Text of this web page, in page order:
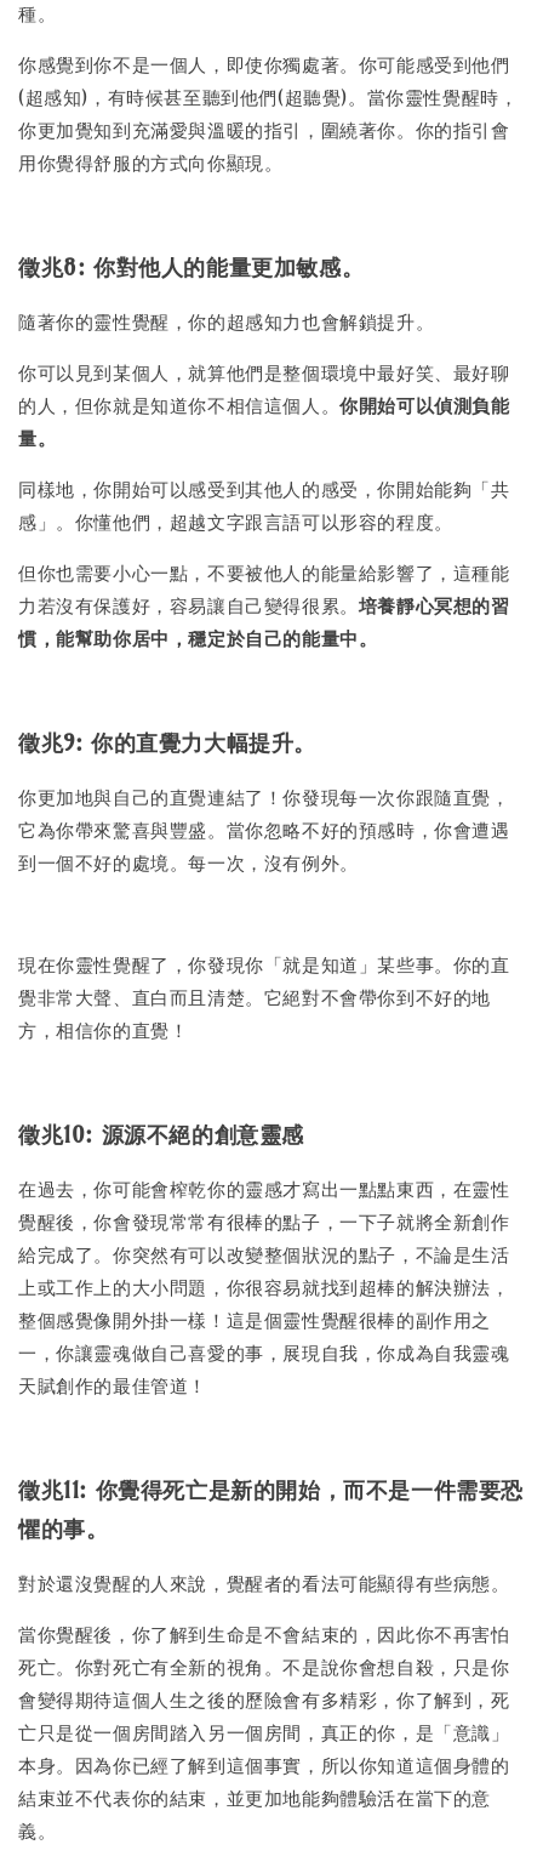
種。
你感覺到你不是一個人，即使你獨處著。你可能感受到他們
(超感知)，有時候甚至聽到他們(超聽覺)。當你靈性覺醒時，
你更加覺知到充滿愛與溫暖的指引，圍繞著你。你的指引會
用你覺得舒服的方式向你顯現。
徵兆8: 你對他人的能量更加敏感。
隨著你的靈性覺醒，你的超感知力也會解鎖提升。
你可以見到某個人，就算他們是整個環境中最好笑、最好聊
的人，但你就是知道你不相信這個人。你開始可以偵測負能
量。
同樣地，你開始可以感受到其他人的感受，你開始能夠「共
感」。你懂他們，超越文字跟言語可以形容的程度。
但你也需要小心一點，不要被他人的能量給影響了，這種能
力若沒有保護好，容易讓自己變得很累。培養靜心冥想的習
慣，能幫助你居中，穩定於自己的能量中。
徵兆9: 你的直覺力大幅提升。
你更加地與自己的直覺連結了！你發現每一次你跟隨直覺，
它為你帶來驚喜與豐盛。當你忽略不好的預感時，你會遭遇
到一個不好的處境。每一次，沒有例外。
現在你靈性覺醒了，你發現你「就是知道」某些事。你的直
覺非常大聲、直白而且清楚。它絕對不會帶你到不好的地
方，相信你的直覺！
徵兆10: 源源不絕的創意靈感
在過去，你可能會榨乾你的靈感才寫出一點點東西，在靈性
覺醒後，你會發現常常有很棒的點子，一下子就將全新創作
給完成了。你突然有可以改變整個狀況的點子，不論是生活
上或工作上的大小問題，你很容易就找到超棒的解決辦法，
整個感覺像開外掛一樣！這是個靈性覺醒很棒的副作用之
一，你讓靈魂做自己喜愛的事，展現自我，你成為自我靈魂
天賦創作的最佳管道！
徵兆11: 你覺得死亡是新的開始，而不是一件需要恐
懼的事。
對於還沒覺醒的人來說，覺醒者的看法可能顯得有些病態。
當你覺醒後，你了解到生命是不會結束的，因此你不再害怕
死亡。你對死亡有全新的視角。不是說你會想自殺，只是你
會變得期待這個人生之後的歷險會有多精彩，你了解到，死
亡只是從一個房間踏入另一個房間，真正的你，是「意識」
本身。因為你已經了解到這個事實，所以你知道這個身體的
結束並不代表你的結束，並更加地能夠體驗活在當下的意
義。